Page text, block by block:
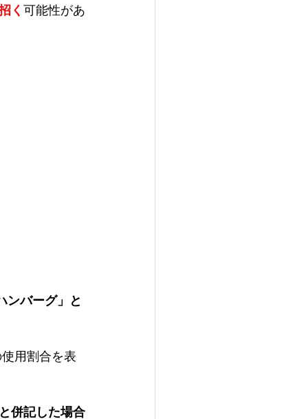
く 可能性があ
ンバーグ」と
用割合を表
併記した場合